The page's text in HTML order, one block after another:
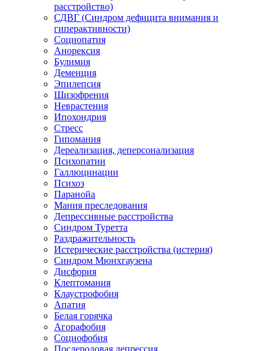
расстройство)
СДВГ (Синдром дефицита внимания и
гиперактивности)
Социопатия
Анорексия
Булимия
Деменция
Эпилепсия
Шизофрения
Неврастения
Ипохондрия
Стресс
Гипомания
Дереализация, деперсонализация
Психопатии
Галлюцинации
Психоз
Паранойа
Мания преследования
Депрессивные расстройства
Синдром Туретта
Раздражительность
Истерические расстройства (истерия)
Синдром Мюнхгаузена
Дисфория
Клептомания
Клаустрофобия
Апатия
Белая горячка
Агорафобия
Социофобия
Послеродовая депрессия